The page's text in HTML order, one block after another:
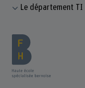
Le département TI